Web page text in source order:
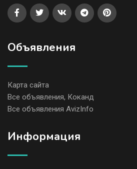
Объявления
Карта сайта
Все объявления, Коканд
Все объявления AvizInfo
Информация